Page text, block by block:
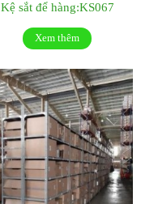
Kệ sắt để hàng:KS067
Xem thêm